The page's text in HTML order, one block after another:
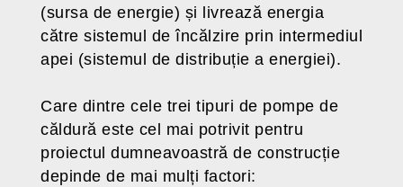
(sursa de energie) și livrează energia
către sistemul de încălzire prin intermediul
apei (sistemul de distribuție a energiei).
Care dintre cele trei tipuri de pompe de
căldură este cel mai potrivit pentru
proiectul dumneavoastră de construcție
depinde de mai mulți factori: